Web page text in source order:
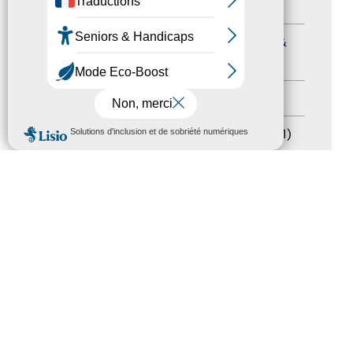
MENU
Formation
Journées nationales Tourisme &
Handicap
Salons(11)
Sommet mondial du tourisme (1)